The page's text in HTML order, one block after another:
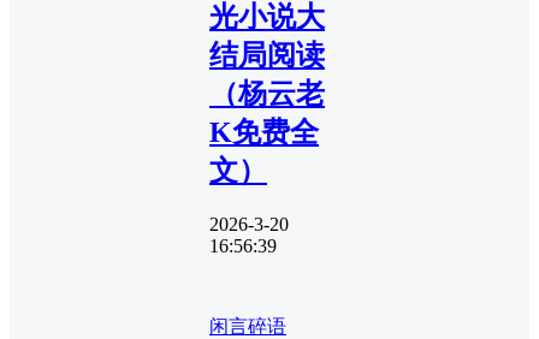
光小说大
结局阅读
（杨云老
K免费全
文）
2026-3-20
16:56:39
闲言碎语